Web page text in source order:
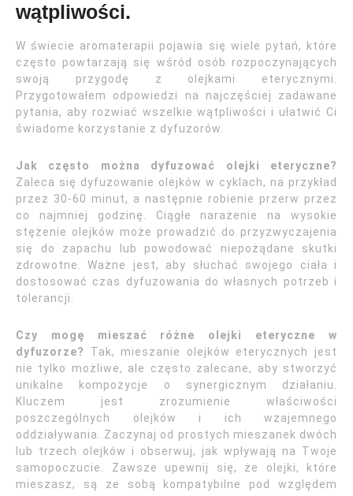
wątpliwości.
W świecie aromaterapii pojawia się wiele pytań, które
często powtarzają się wśród osób rozpoczynających
swoją przygodę z olejkami eterycznymi.
Przygotowałem odpowiedzi na najczęściej zadawane
pytania, aby rozwiać wszelkie wątpliwości i ułatwić Ci
świadome korzystanie z dyfuzorów.
Jak często można dyfuzować olejki eteryczne?
Zaleca się dyfuzowanie olejków w cyklach, na przykład
przez 30-60 minut, a następnie robienie przerw przez
co najmniej godzinę. Ciągłe narażenie na wysokie
stężenie olejków może prowadzić do przyzwyczajenia
się do zapachu lub powodować niepożądane skutki
zdrowotne. Ważne jest, aby słuchać swojego ciała i
dostosować czas dyfuzowania do własnych potrzeb i
tolerancji.
Czy mogę mieszać różne olejki eteryczne w
dyfuzorze?
Tak, mieszanie olejków eterycznych jest
nie tylko możliwe, ale często zalecane, aby stworzyć
unikalne kompozycje o synergicznym działaniu.
Kluczem jest zrozumienie właściwości
poszczególnych olejków i ich wzajemnego
oddziaływania. Zaczynaj od prostych mieszanek dwóch
lub trzech olejków i obserwuj, jak wpływają na Twoje
samopoczucie. Zawsze upewnij się, że olejki, które
mieszasz, są ze sobą kompatybilne pod względem